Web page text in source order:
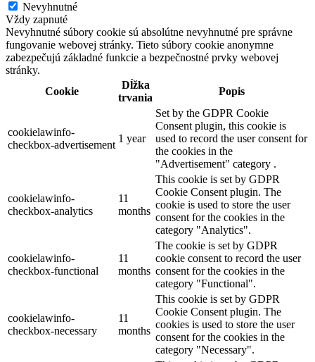
Nevyhnutné
Vždy zapnuté
Nevyhnutné súbory cookie sú absolútne nevyhnutné pre správne
fungovanie webovej stránky. Tieto súbory cookie anonymne
zabezpečujú základné funkcie a bezpečnostné prvky webovej
stránky.
Cookie
Dĺžka
trvania
Popis
cookielawinfo-
checkbox-advertisement
1 year
Set by the GDPR Cookie
Consent plugin, this cookie is
used to record the user consent for
the cookies in the
"Advertisement" category .
cookielawinfo-
checkbox-analytics
11
months
This cookie is set by GDPR
Cookie Consent plugin. The
cookie is used to store the user
consent for the cookies in the
category "Analytics".
cookielawinfo-
checkbox-functional
11
months
The cookie is set by GDPR
cookie consent to record the user
consent for the cookies in the
category "Functional".
cookielawinfo-
checkbox-necessary
11
months
This cookie is set by GDPR
Cookie Consent plugin. The
cookies is used to store the user
consent for the cookies in the
category "Necessary".